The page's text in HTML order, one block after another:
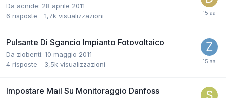
Da acnide: 28 aprile 2011
6 risposte 1,7k visualizzazioni
Pulsante Di Sgancio Impianto Fotovoltaico
Da ziobenti: 10 maggio 2011
4 risposte 3,5k visualizzazioni
Impostare Mail Su Monitoraggio Danfoss